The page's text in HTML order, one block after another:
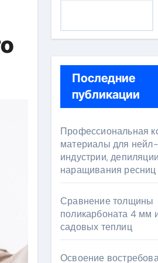
Последние
публикации
Профессиональная
материалы для нейл-
индустрии,
наращивания ресниц
Сравнение толщины
поликарбоната 4 мм
садовых теплиц
Освоение